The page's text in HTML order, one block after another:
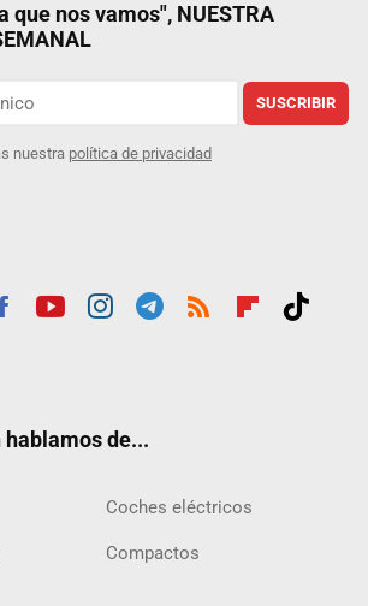
que nos vamos", NUESTRA
SUSCRIBIR
nuestra política de privacidad
de...
Coches eléctricos
Compactos